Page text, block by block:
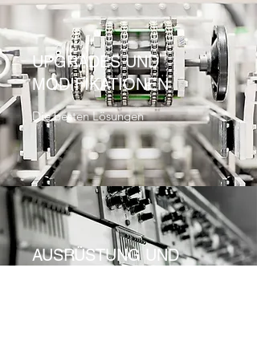
UPGRADES UND
MODIFIKATIONEN
Die besten Lösungen
AUSRÜSTUNG UND